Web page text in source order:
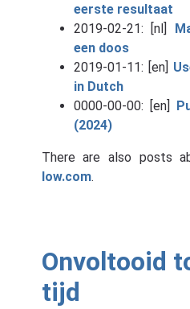
eerste resultaat
2019-02-21: [nl]
een doos
2019-01-11: [en]
in Dutch
0000-00-00: [en]
(2024)
There are also posts
low.com.
Onvoltooid
tijd